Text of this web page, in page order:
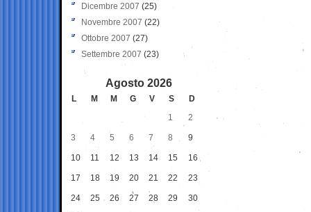
Dicembre 2007 (25)
Novembre 2007 (22)
Ottobre 2007 (27)
Settembre 2007 (23)
Agosto 2026
L M M G V S
D
1
2
3 4 5 6 7 8 9
10 11 12 13 14 15 16
17 18 19 20 21 22 23
24 25 26 27 28 29 30